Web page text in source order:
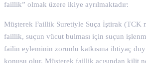
faillik” olmak üzere ikiye ayrılmaktadır:
Müşterek Faillik Suretiyle Suça İştirak (TCK
faillik, suçun vücut bulması için suçun
failin eyleminin zorunlu katkısına ihtiyaç
konusu olur. Müşterek faillik açısından kilit